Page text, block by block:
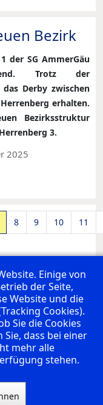
Bezirk
der SG AmmerGäu
Trotz der
Derby zwischen
erhalten.
Bezirksstruktur
3.
2025
8 9 10 11
Einige von
der Seite,
Website und die
Cookies).
Sie die Cookies
dass bei einer
mehr alle
stehen.